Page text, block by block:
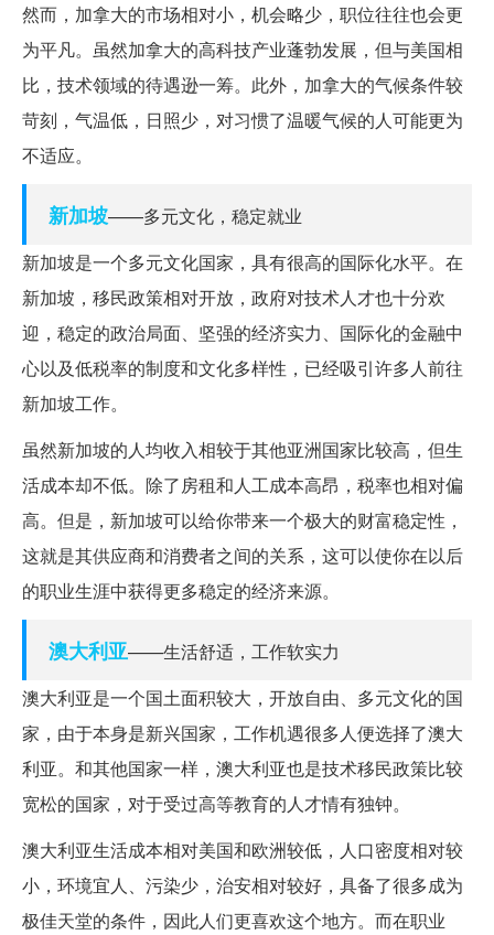
然而，加拿大的市场相对小，机会略少，职位往往也会更
为平凡。虽然加拿大的高科技产业蓬勃发展，但与美国相
比，技术领域的待遇逊一筹。此外，加拿大的气候条件较
苛刻，气温低，日照少，对习惯了温暖气候的人可能更为
不适应。
新加坡——多元文化，稳定就业
新加坡是一个多元文化国家，具有很高的国际化水平。在
新加坡，移民政策相对开放，政府对技术人才也十分欢
迎，稳定的政治局面、坚强的经济实力、国际化的金融中
心以及低税率的制度和文化多样性，已经吸引许多人前往
新加坡工作。
虽然新加坡的人均收入相较于其他亚洲国家比较高，但生
活成本却不低。除了房租和人工成本高昂，税率也相对偏
高。但是，新加坡可以给你带来一个极大的财富稳定性，
这就是其供应商和消费者之间的关系，这可以使你在以后
的职业生涯中获得更多稳定的经济来源。
澳大利亚——生活舒适，工作软实力
澳大利亚是一个国土面积较大，开放自由、多元文化的国
家，由于本身是新兴国家，工作机遇很多人便选择了澳大
利亚。和其他国家一样，澳大利亚也是技术移民政策比较
宽松的国家，对于受过高等教育的人才情有独钟。
澳大利亚生活成本相对美国和欧洲较低，人口密度相对较
小，环境宜人、污染少，治安相对较好，具备了很多成为
极佳天堂的条件，因此人们更喜欢这个地方。而在职业